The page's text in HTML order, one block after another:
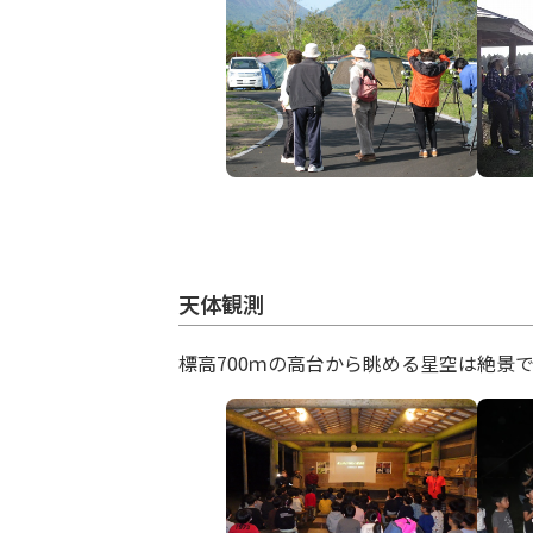
天体観測
標高700ｍの高台から眺める星空は絶景